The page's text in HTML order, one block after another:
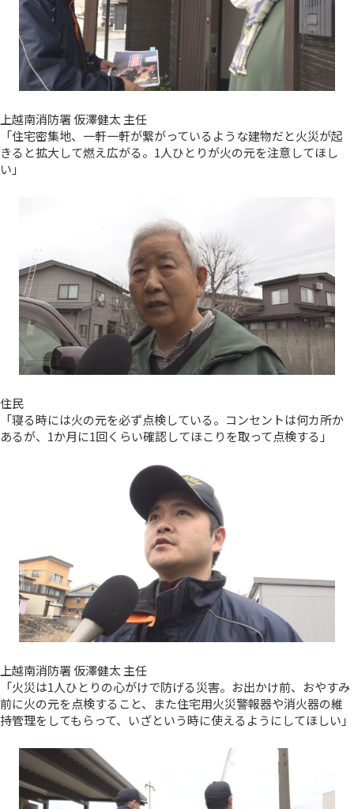
上越南消防署 仮澤健太 主任
「住宅密集地、一軒一軒が繋がっているような建物だと火災が起
きると拡大して燃え広がる。1人ひとりが火の元を注意してほし
い」
住民
「寝る時には火の元を必ず点検している。コンセントは何カ所か
あるが、1か月に1回くらい確認してほこりを取って点検する」
上越南消防署 仮澤健太 主任
「火災は1人ひとりの心がけで防げる災害。お出かけ前、おやすみ
前に火の元を点検すること、また住宅用火災警報器や消火器の維
持管理をしてもらって、いざという時に使えるようにしてほしい」